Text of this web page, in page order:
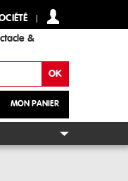
&
MON PANIER
+